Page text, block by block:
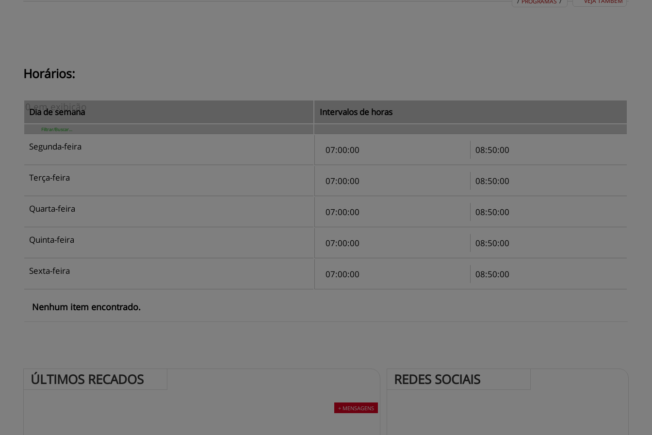
Horários:
Dia de semana Intervalos de horas
Segunda-feira 07:00:00 08:50:00
Terça-feira 07:00:00 08:50:00
Quarta-feira 07:00:00 08:50:00
Quinta-feira 07:00:00 08:50:00
Sexta-feira 07:00:00 08:50:00
Nenhum item encontrado.
ÚLTIMOS RECADOS
+ MENSAGENS
REDES SOCIAIS